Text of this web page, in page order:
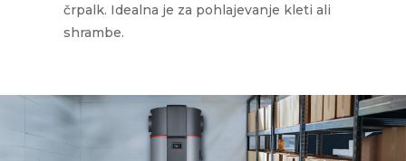
črpalk. Idealna je za pohlajevanje kleti ali
shrambe.